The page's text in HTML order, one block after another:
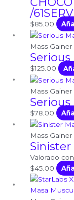
/
$85.00
Mass
Serious
$125.00
Mass
Serious
$78.00
Mass
Sinister
Valorado con
$45.00